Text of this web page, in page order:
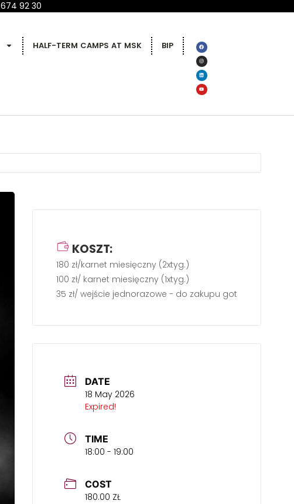
92 30
HALF-TERM CAMPS AT MSK BIP
DATE
18 May 2026
Expired!
TIME
18:00 - 19:00
COST
180.00 ZŁ
KOSZT:
180 zł/karnet miesięczny (2xtyg.)
100 zł/ karnet miesięczny (1xtyg.)
35 zł/ wejście jednorazowe - do zakupu gotówką